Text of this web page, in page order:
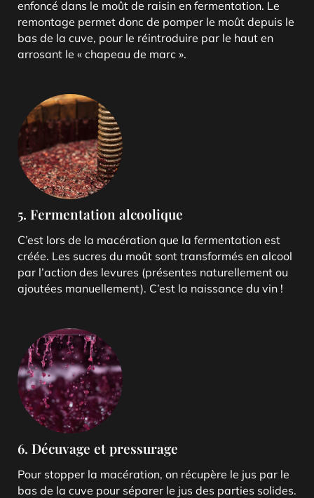
enfoncé dans le moût de raisin en fermentation. Le
remontage permet donc de pomper le moût depuis le
bas de la cuve, pour le réintroduire par le haut en
arrosant le « chapeau de marc ».
5. Fermentation alcoolique
C’est lors de la macération que la fermentation est
créée. Les sucres du moût sont transformés en alcool
par l’action des levures (présentes naturellement ou
ajoutées manuellement). C’est la naissance du vin !
6. Décuvage et pressurage
Pour stopper la macération, on récupère le jus par le
bas de la cuve pour séparer le jus des parties solides.